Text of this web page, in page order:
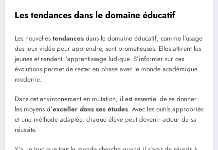
Les tendances dans le domaine éducatif
Les nouvelles tendances dans le domaine éducatif, comme l’usage
des jeux vidéo pour apprendre, sont prometteuses. Elles attirent les
jeunes et rendent l’apprentissage ludique. S’informer sur ces
évolutions permet de rester en phase avec le monde académique
moderne.
Dans cet environnement en mutation, il est essentiel de se donner
les moyens d’exceller dans ses études. Avec les outils appropriés
et une méthode adaptée, chaque élève peut devenir acteur de sa
réussite.